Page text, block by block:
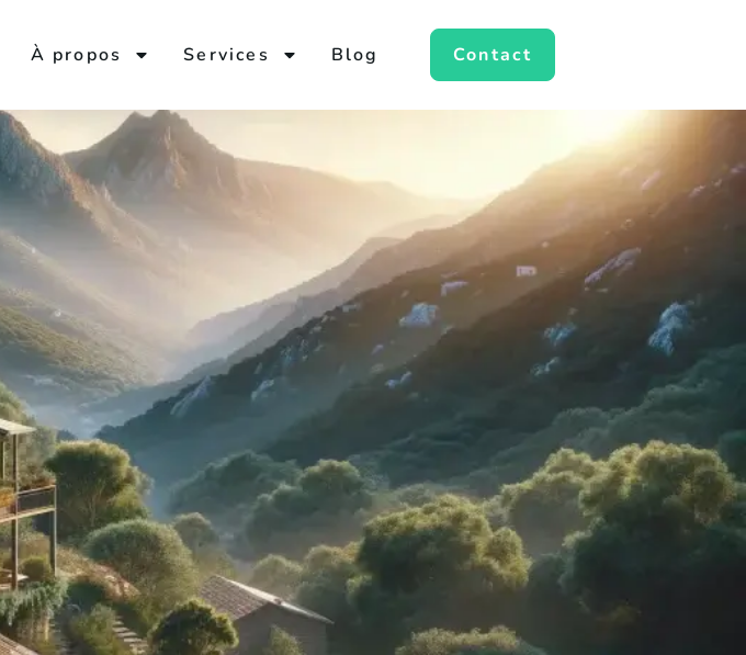
À propos Services Blog Contact